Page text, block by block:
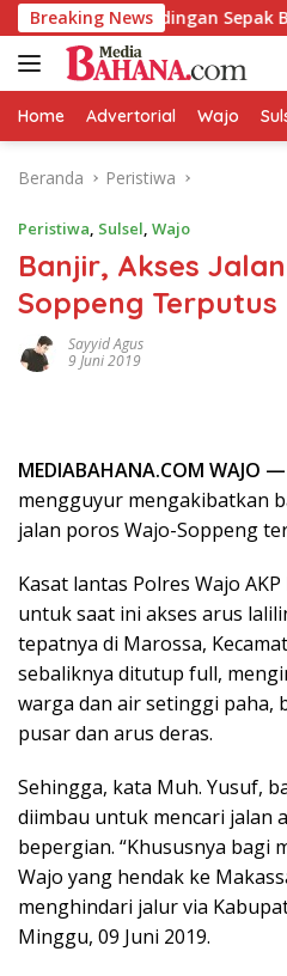
Langsung
ke
konten
Breaking News
Pertandingan Sepak Bola
Home Advertorial Wajo
Beranda Peristiwa
Peristiwa, Sulsel, Wajo
Banjir, Akses
Soppeng Terputus
Sayyid Agus
9 Juni 2019
MEDIABAHANA.COM WAJO —
mengguyur mengakibatkan
jalan poros Wajo-Soppeng
Kasat lantas Polres Wajo
untuk saat ini akses arus
tepatnya di Marossa,
sebaliknya ditutup full,
warga dan air setinggi paha,
pusar dan arus deras.
Sehingga, kata Muh. Yusuf,
diimbau untuk mencari jalan
bepergian. “Khususnya bagi
Wajo yang hendak ke
menghindari jalur via
Minggu, 09 Juni 2019.